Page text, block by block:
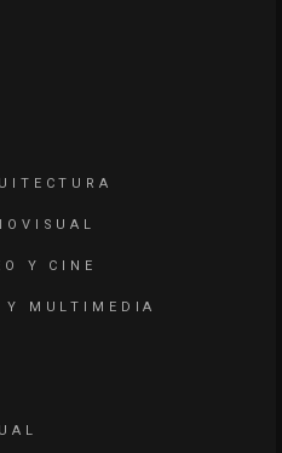
Y CINE
Y MULTIMEDIA